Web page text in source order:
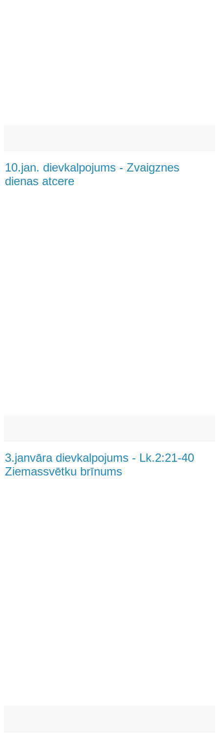
10.jan. dievkalpojums - Zvaigznes
dienas atcere
3.janvāra dievkalpojums - Lk.2:21-40
Ziemassvētku brīnums